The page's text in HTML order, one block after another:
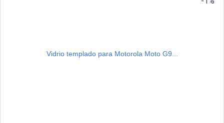
Vidrio templado para Motorola Moto G9...